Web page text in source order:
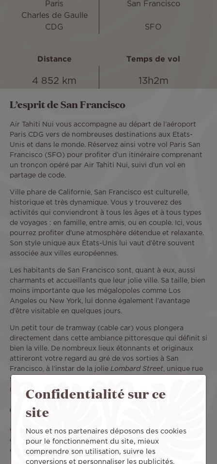
Distance Temps de vol
Paris
Charles de Gaulle
CDG
San Francisco
SFO
4 852 km 13h2m
L’esprit de San Francisco
Air Tahiti Nui vous accompagne au départ de l’aéroport
Paris CDG vers de nombreuses destinations aux Etats-
Unis et dans le monde. Réservez ainsi votre vol Paris San
Francisco (SFO) pour profiter d’un itinéraire comprenant
un tronçon opéré par Air Tahiti Nui, suivi d’un vol en
partage de code.
Ville phare de Californie, San Francisco est culturelle,
historique et très dynamique. Vous y trouverez des
activités qui conviendront à tous les âges et à tous types
de voyages : en famille, entre amis, ou en couple. Ici, vous
pourrez profiter d’une atmosphère détendue et relaxante.
Son style unique aux États-Unis lui vaut d’être souvent
associée aux villes européennes.
Les habitants de San Francisco sont, quant à eux, aussi
charmants et accueillants que leur jolie ville. Sa taille, bien
moins importante que les mégalopoles comme Los
Angeles ou New York, lui donne également l’avantage
d’être visitable en quelques jours.
Un petit tour de tramway (cable car) vous plongera
directement dans cette ambiance pittoresque qui définit si
bien la ville. De nombreux lieux étonnants et originaux
attireront votre regard au gré de vos sorties à San
Francisco, à l’instar de la jolie Lombard Street , unique rue
sinueuse dans cette ville américaine quadrillée de blocs
rectilignes.
Que voir et que faire à San Francisco ?
Que vous viviez à Paris ou ailleurs, il ne fait aucun doute
que cette charmante ville des Etats-Unis vous offrira un
dépaysement total !
Confidentialité sur ce
site
Nous et nos partenaires déposons des cookies
pour le fonctionnement du site, mieux
comprendre son utilisation, suivre les
conversions et personnaliser les publicités.